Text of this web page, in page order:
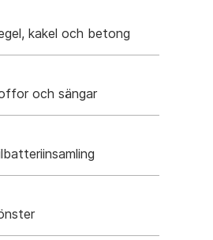
kakel och betong
och sängar